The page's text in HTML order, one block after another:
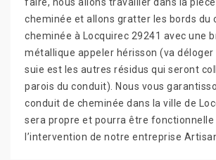
cheminée et allons gratter les bords du
cheminée à Locquirec 29241 avec une
métallique appeler hérisson (va déloger
suie est les autres résidus qui seront
parois du conduit). Nous vous
conduit de cheminée dans la ville de
sera propre et pourra être fonctionnelle
l’intervention de notre entreprise